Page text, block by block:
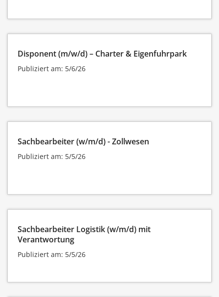
Disponent (m/w/d) – Charter & Eigenfuhrpark
Publiziert am: 5/6/26
Sachbearbeiter (w/m/d) - Zollwesen
Publiziert am: 5/5/26
Sachbearbeiter Logistik (w/m/d) mit
Verantwortung
Publiziert am: 5/5/26